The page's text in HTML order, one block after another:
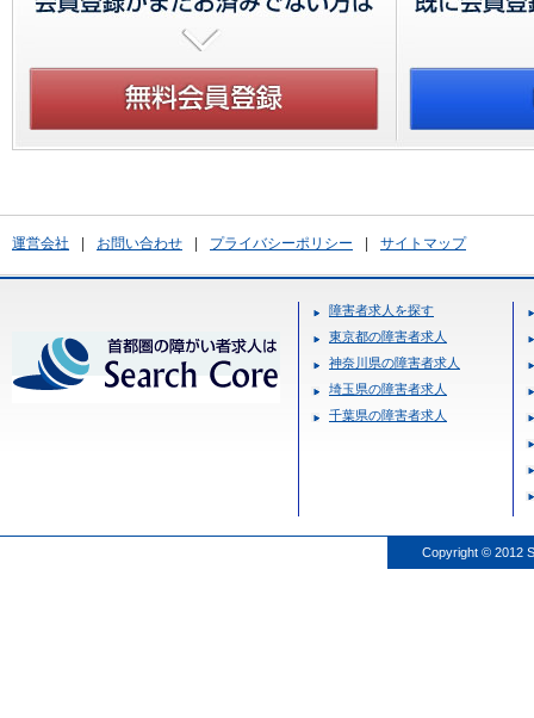
運営会社 お問い合わせ プライバシーポリシー サイトマップ
障害者求人を探す
東京都の障害者求人
神奈川県の障害者求人
埼玉県の障害者求人
千葉県の障害者求人
Copyright © 2012